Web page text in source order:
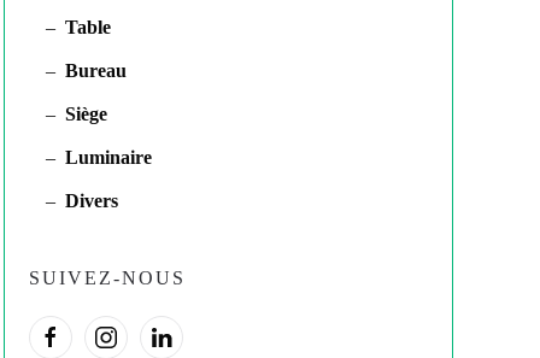
Table
Bureau
Siège
Luminaire
Divers
SUIVEZ-NOUS